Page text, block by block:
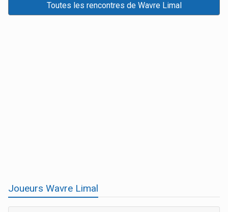
Toutes les rencontres de Wavre Limal
Joueurs Wavre Limal